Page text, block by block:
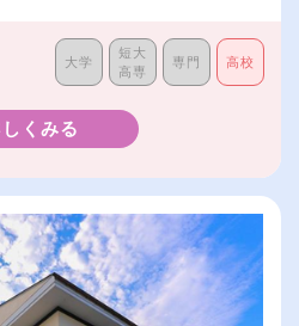
大学
短大
高専
専門 高校
くみる